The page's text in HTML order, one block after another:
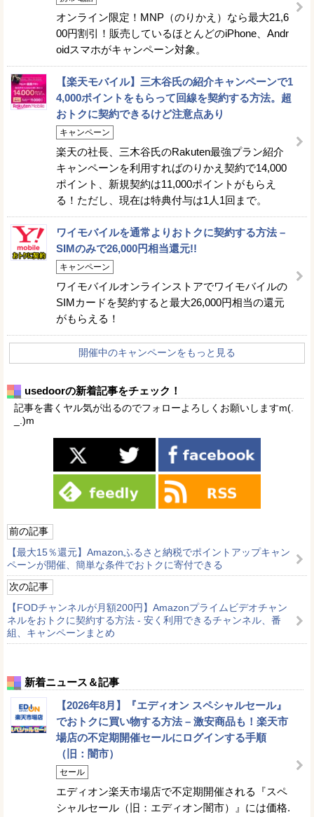
オンライン限定！MNP（のりかえ）なら最大21,6
00円割引！販売しているほとんどのiPhone、Andr
oidスマホがキャンペーン対象。
【楽天モバイル】三木谷氏の紹介キャンペーンで1
4,000ポイントをもらって回線を契約する方法。超
おトクに契約できるけど注意点あり
キャンペーン
楽天の社長、三木谷氏のRakuten最強プラン紹介
キャンペーンを利用すればのりかえ契約で14,000
ポイント、新規契約は11,000ポイントがもらえ
る！ただし、現在は特典付与は1人1回まで。
ワイモバイルを通常よりおトクに契約する方法 –
SIMのみで26,000円相当還元!!
キャンペーン
ワイモバイルオンラインストアでワイモバイルの
SIMカードを契約すると最大26,000円相当の還元
がもらえる！
開催中のキャンペーンをもっと見る
usedoorの新着記事をチェック！
記事を書くヤル気が出るのでフォローよろしくお願いしますm(.
_.)m
前の記事
【最大15％還元】Amazonふるさと納税でポイントアップキャン
ペーンが開催、簡単な条件でおトクに寄付できる
次の記事
【FODチャンネルが月額200円】Amazonプライムビデオチャン
ネルをおトクに契約する方法 - 安く利用できるチャンネル、番
組、キャンペーンまとめ
新着ニュース＆記事
【2026年8月】『エディオン スペシャルセール』
でおトクに買い物する方法 – 激安商品も！楽天市
場店の不定期開催セールにログインする手順
（旧：闇市）
セール
エディオン楽天市場店で不定期開催される『スペ
シャルセール（旧：エディオン闇市）』には価格.